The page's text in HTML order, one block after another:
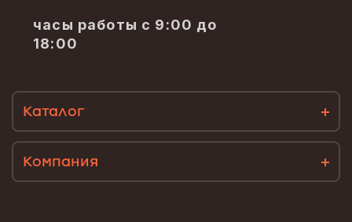
часы работы с 9:00 до
18:00
Каталог
Компания